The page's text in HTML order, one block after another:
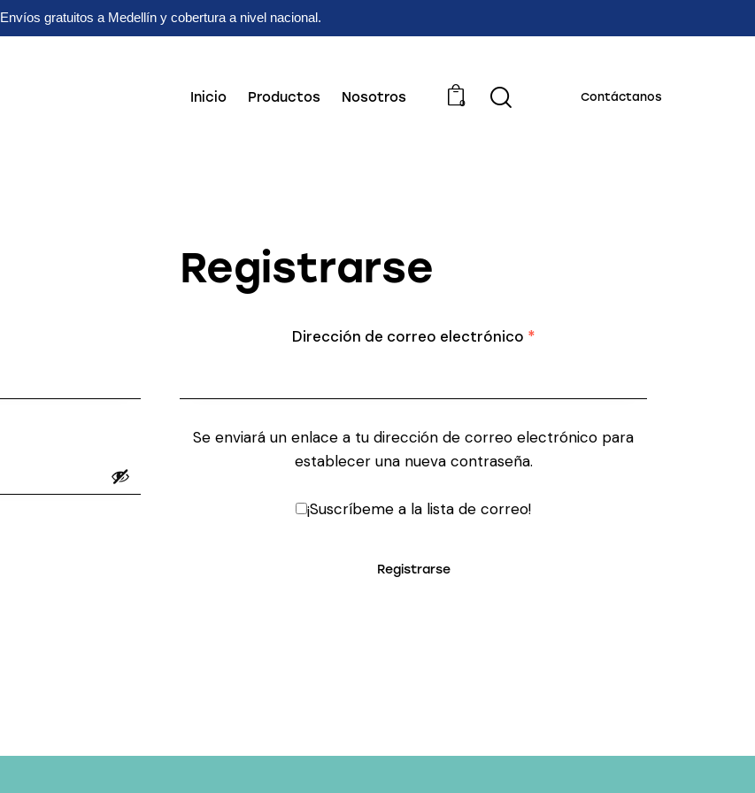
Envíos gratuitos a Medellín y cobertura a nivel nacional.
Inicio Productos Nosotros 0 Contáctanos
Registrarse
Dirección de correo electrónico *
Se enviará un enlace a tu dirección de correo electrónico para
establecer una nueva contraseña.
¡Suscríbeme a la lista de correo!
Registrarse